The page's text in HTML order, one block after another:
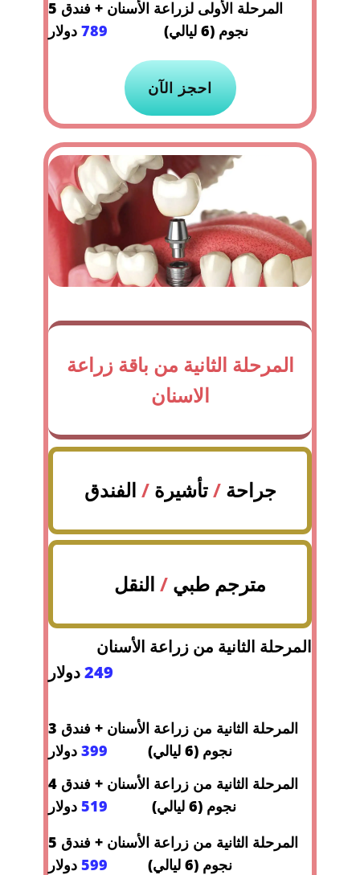
المرحلة الأولى لزراعة الأسنان + فندق 5
نجوم (6 ليالي)
789 دولار
احجز الآن
المرحلة الثانية من باقة زراعة
الاسنان
جراحة/تأشيرة/ الفندق
مترجم طبي/ النقل
المرحلة الثانية من زراعة الأسنان
249دولار
المرحلة الثانية من زراعة الأسنان + فندق 3
نجوم (6 ليالي)
دولار
المرحلة الثانية من زراعة الأسنان + فندق 4
نجوم (6 ليالي)
519 دولار
المرحلة الثانية من زراعة الأسنان + فندق 5
نجوم (6 ليالي)
599 دولار